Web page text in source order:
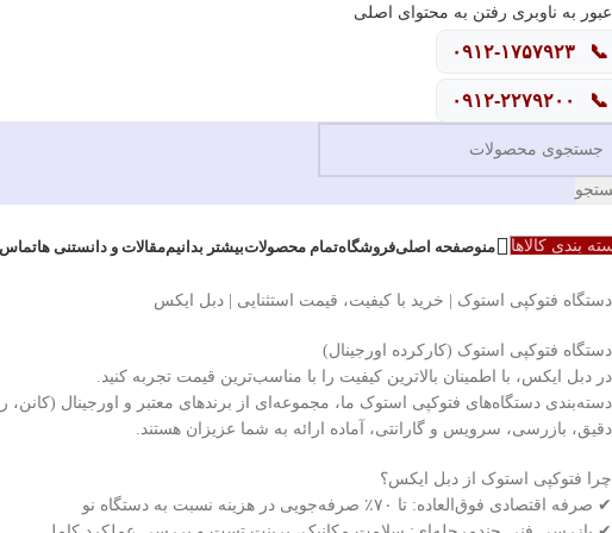
عبور به ناوبری رفتن به محتوای اصلی
📞
📞
بندی کالاها منوصفحه اصلیفروشگاهتمام محصولاتبیشتر بدانیممقالات و دانستنی هاتماس
دستگاه فتوکپی استوک | خرید با کیفیت، قیمت استثنایی | دبل ایکس
دستگاه فتوکپی استوک (کارکرده اورجینال)
در دبل ایکس، با اطمینان بالاترین کیفیت را با مناسب‌ترین قیمت تجربه کنید.
دسته‌بندی دستگاه‌های فتوکپی استوک ما، مجموعه‌ای از برندهای معتبر و اورجینال
دقیق، بازرسی، سرویس و گارانتی، آماده ارائه به شما عزیزان هستند.
چرا فتوکپی استوک از دبل ایکس؟
✔ صرفه اقتصادی فوق‌العاده: تا ۷۰٪ صرفه‌جویی در هزینه نسبت به دستگاه نو